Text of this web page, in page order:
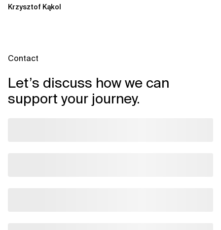
Durch die Automatisierung...
Krzysztof Kąkol
Contact
Let’s discuss how we can
support your journey.